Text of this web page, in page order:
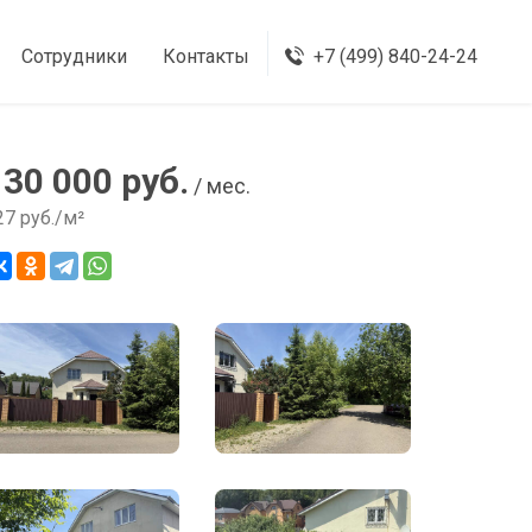
Сотрудники Контакты +7 (499) 840-24-24
000 руб. / мес.
руб./м²